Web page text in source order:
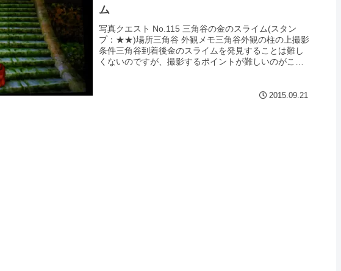
ム
写真クエスト No.115 三角谷の金のスライム(スタン
プ：★★)場所三角谷 外観メモ三角谷外観の柱の上撮影
条件三角谷到着後金のスライムを発見することは難し
くないのですが、撮影するポイントが難しいのがこの
2015.09.21